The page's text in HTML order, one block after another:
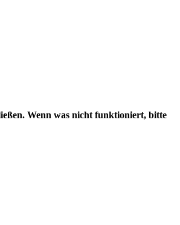
Wenn was nicht funktioniert, bitte